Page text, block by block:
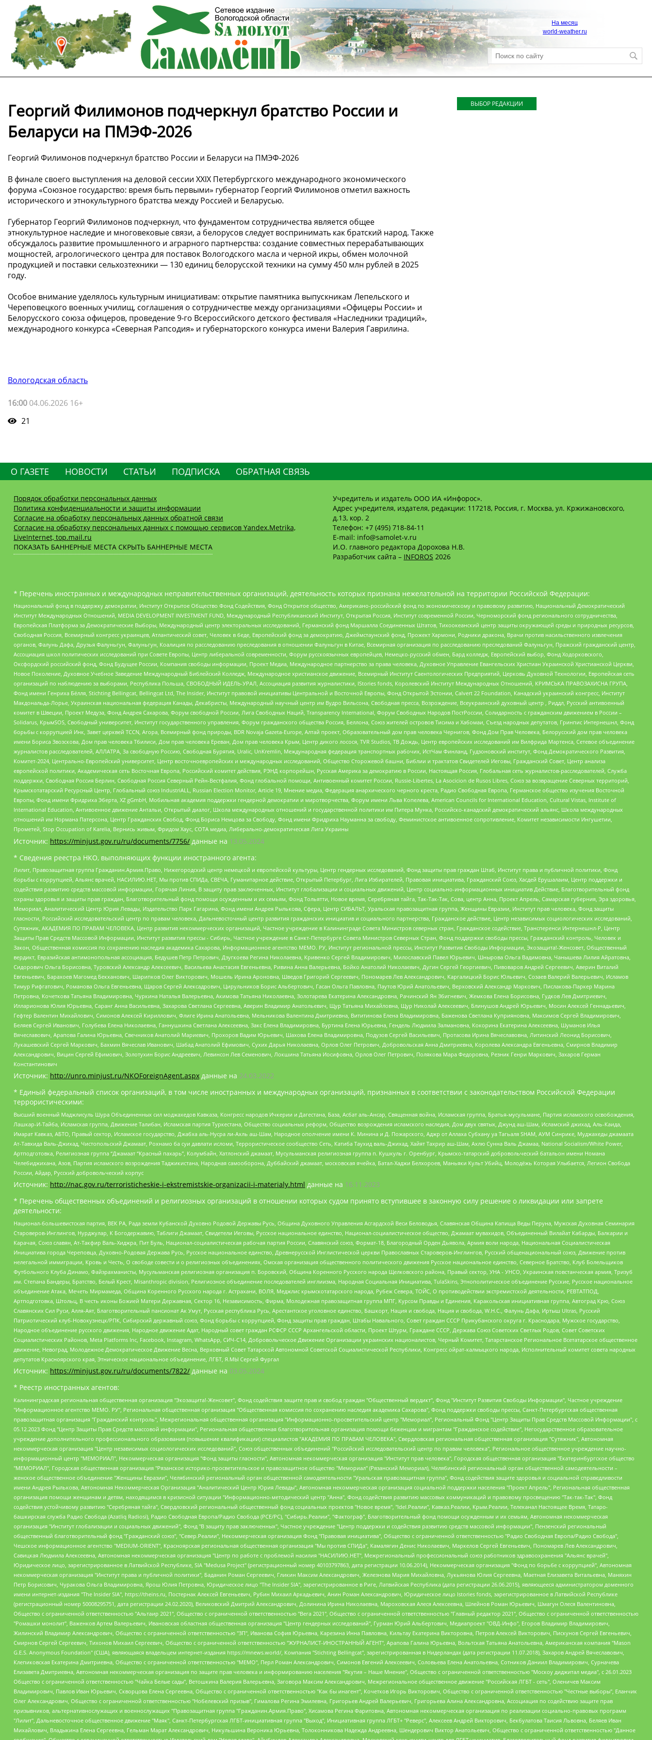
На месяц
world-weather.ru
Георгий Филимонов подчеркнул братство России и
Беларуси на ПМЭФ-2026
Георгий Филимонов подчеркнул братство России и Беларуси на ПМЭФ-2026
В финале своего выступления на деловой сессии XXIX Петербургского международного экономического
форума «Союзное государство: время быть первыми» губернатор Георгий Филимонов отметил важность
исторического и этнокультурного братства между Россией и Беларусью.
Губернатор Георгий Филимонов подчеркнул, что фундаментом сотрудничества является общее
этнокультурное наследие и многовековые связи, а белорусов следует воспринимать как братский народ. Также
обсуждалось развитие промышленного и аграрного партнерства: создание совместных перерабатывающих
мощностей, агрологического центра для поставок Вологодского масла и черной икры, обмен молочной
продукцией и поставки сельхозтехники — 130 единиц белорусской техники на сумму 450 млн рублей в 2025
году.
Особое внимание уделялось культурным инициативам: открытие памятника выпускникам Лепельского и
Череповецкого военных училищ, соглашения о сотрудничестве между организациями «Офицеры России» и
Белорусского союза офицеров, проведение 9-го Всероссийского детского фестиваля «Наследники традиций»,
международного конкурса «Северная Рапсодия» и губернаторского конкурса имени Валерия Гаврилина.
Вологодская область
16:00 04.06.2026 16+
21
ВЫБОР РЕДАКЦИИ
О ГАЗЕТЕ НОВОСТИ СТАТЬИ ПОДПИСКА ОБРАТНАЯ СВЯЗЬ
Порядок обработки персональных данных
Политика конфиденциальности и защиты информации
Согласие на обработку персональных данных обратной связи
Согласие на обработку персональных данных с помощью сервисов Yandex.Metrika,
LiveInternet, top.mail.ru
ПОКАЗАТЬ БАННЕРНЫЕ МЕСТА СКРЫТЬ БАННЕРНЫЕ МЕСТА
Учредитель и издатель ООО ИА «Инфорос».
Адрес учредителя, издателя, редакции: 117218, Россия, г. Москва, ул. Кржижановского,
д.13, кор. 2
Телефон: +7 (495) 718-84-11
E-mail: info@samolet-v.ru
И.О. главного редактора Дорохова Н.В.
Разработчик сайта – INFOROS 2026
* Перечень иностранных и международных неправительственных организаций, деятельность которых признана нежелательной на территории Российской Федерации:
Национальный фонд в поддержку демократии, Институт Открытое Общество Фонд Содействия, Фонд Открытое общество, Американо-российский фонд по экономическому и правовому развитию, Национальный Демократический
Институт Международных Отношений, MEDIA DEVELOPMENT INVESTMENT FUND, Международный Республиканский Институт, Открытая Россия, Институт современной России, Черноморский фонд регионального сотрудничества,
Европейская Платформа за Демократические Выборы, Международный центр электоральных исследований, Германский фонд Маршалла Соединенных Штатов, Тихоокеанский центр защиты окружающей среды и природных ресурсов,
Свободная Россия, Всемирный конгресс украинцев, Атлантический совет, Человек в беде, Европейский фонд за демократию, Джеймстаунский фонд, Прожект Хармони, Родники дракона, Врачи против насильственного извлечения
органов, Фалунь Дафа, Друзья Фалуньгун, Фалуньгун, Коалиция по расследованию преследования в отношении Фалуньгун в Китае, Всемирная организация по расследованию преследований Фалуньгун, Пражский гражданский центр,
Ассоциация школ политических исследований при Совете Европы, Центр либеральной современности, Форум русскоязычных европейцев, Немецко-русский обмен, Бард колледж, Европейский выбор, Фонд Ходорковского,
Оксфордский российский фонд, Фонд Будущее России, Компания свободы информации, Проект Медиа, Международное партнерство за права человека, Духовное Управление Евангельских Христиан Украинской Христианской Церкви,
Новое Поколение, Духовное Учебное Заведение Международный Библейский Колледж, Международное христианское движение, Всемирный Институт Саентологических Предприятий, Церковь Духовной Технологии, Европейская сеть
организаций по наблюдению за выборами, Республика Польша, СВОБОДНЫЙ ИДЕЛЬ-УРАЛ, Ассоциация развития журналистики, IStories fonds, Королевский Институт Международных Отношений, КРИМСЬКА ПРАВОЗАХИСНА ГРУПА,
Фонд имени Генриха Бёлля, Stichting Bellingcat, Bellingcat Ltd, The Insider, Институт правовой инициативы Центральной и Восточной Европы, Фонд Открытой Эстонии, Calvert 22 Foundation, Канадский украинский конгресс, Институт
Макдональда-Лорье, Украинская национальная федерация Канады, Декабристы, Международный научный центр им Вудро Вильсона, Свободная пресса, Возрождение, Всеукраинский духовный центр , Риддл, Русский антивоенный
комитет в Швеции, Проект Медуза, Фонд Андрея Сахарова, Форум свободной России, Лига Свободных Наций, Transparеncy International, Форум Свободных Народов ПостРоссии, Солидарность с гражданским движением в России –
Solidarus, КрымSOS, Свободный университет, Институт государственного управления, Форум гражданского общества Россия, Беллона, Союз жителей островов Тисима и Хабомаи, Съезд народных депутатов, Гринпис Интернешнл, Фонд
борьбы с коррупцией Инк, Завет церквей TCCN, Агора, Всемирный фонд природы, BDR Novaja Gazeta-Europe, Алтай проект, Образовательный дом прав человека Чернигов, Фонд Дом Прав Человека, Белорусский дом прав человека
имени Бориса Звозскова, Дом прав человека Тбилиси, Дом прав человека Ереван, Дом прав человека Крым, Центр дикого лосося, TVR Studios, ТВ Дождь, Центр европейских исследований им Вилфрида Мартенса, Сетевое объединение
журналистов расследователей, АЛЛАТРА, За свободную Россию, Свободная Бурятия, Uralic, UnKremlin, Международная федерация транспортных рабочих, ИстЧам Финланд, Гудзоновский институт, Фонд Демократического Развития,
Комитет-2024, Центрально-Европейский университет, Центр восточноевропейских и международных исследований, Общество Сторожевой башни, Библии и трактатов Свидетелей Иеговы, Гражданский Совет, Центр анализа
европейской политики, Академическая сеть Восточная Европа, Российский комитет действия, РЭНД корпорейшн, Русская Америка за демократию в России, Настоящая Россия, Глобальная сеть журналистов-расследователей, Служба
поддержки, Свободная Россия Берлин, Свободная Россия Северный Рейн-Вестфалия, Фонд глобальной помощи, Антивоенный комитет России, Russie-Libertes, La Asocicion de Rusos Libres, Союз за возвращение Северных территорий,
Крымскотатарский Ресурсный Центр, Глобальный союз IndustriALL, Russian Election Monitor, Article 19, Мнение медиа, Федерация анархического черного креста, Радио Свободная Европа, Германское общество изучения Восточной
Европы, Фонд имени Фридриха Эберта, XZ gGmbH, Мобильная академия поддержки гендерной демократии и миротворчества, Форум имени Льва Копелева, American Councils for International Education, Cultural Vistas, Institute of
International Education, Антивоенное движение Антальи, Открытый диалог, Школа международных отношений и государственной политики им Питера Мунка, Российско-канадский демократический альянс, Школа международных
отношений им Нормана Патерсона, Центр Гражданских Свобод, Фонд Бориса Немцова за Свободу, Фонд имени Фридриха Науманна за свободу, Феминистское антивоенное сопротивление, Комитет независимости Ингушетии,
Прометей, Stop Occupation of Karelia, Вернись живым, Фридом Хаус, СОТА медиа, Либерально-демократическая Лига Украины
Источник: https://minjust.gov.ru/ru/documents/7756/ данные на 13.05.2024
* Сведения реестра НКО, выполняющих функции иностранного агента:
Лилит, Правозащитная группа Гражданин.Армия.Право, Нижегородский центр немецкой и европейской культуры, Центр гендерных исследований, Фонд защиты прав граждан Штаб, Институт права и публичной политики, Фонд
борьбы с коррупцией, Альянс врачей, НАСИЛИЮ.НЕТ, Мы против СПИДа, СВЕЧА, Гуманитарное действие, Открытый Петербург, Лига Избирателей, Правовая инициатива, Гражданский Союз, Хасдей Ерушалаим, Центр поддержки и
содействия развитию средств массовой информации, Горячая Линия, В защиту прав заключенных, Институт глобализации и социальных движений, Центр социально-информационных инициатив Действие, Благотворительный фонд
охраны здоровья и защиты прав граждан, Благотворительный фонд помощи осужденным и их семьям, Фонд Тольятти, Новое время, Серебряная тайга, Так-Так-Так, Сова, центр Анна, Проект Апрель, Самарская губерния, Эра здоровья,
Мемориал, Аналитический Центр Юрия Левады, Издательство Парк Гагарина, Фонд имени Андрея Рылькова, Сфера, Центр СИБАЛЬТ, Уральская правозащитная группа, Женщины Евразии, Институт прав человека, Фонд защиты
гласности, Российский исследовательский центр по правам человека, Дальневосточный центр развития гражданских инициатив и социального партнерства, Гражданское действие, Центр независимых социологических исследований,
Сутяжник, АКАДЕМИЯ ПО ПРАВАМ ЧЕЛОВЕКА, Центр развития некоммерческих организаций, Частное учреждение в Калининграде Совета Министров северных стран, Гражданское содействие, Трансперенси Интернешнл-Р, Центр
Защиты Прав Средств Массовой Информации, Институт развития прессы - Сибирь, Частное учреждение в Санкт-Петербурге Совета Министров Северных Стран, Фонд поддержки свободы прессы, Гражданский контроль, Человек и
Закон, Общественная комиссия по сохранению наследия академика Сахарова, Информационное агентство МЕМО. РУ, Институт региональной прессы, Институт Развития Свободы Информации, Экозащита!-Женсовет, Общественный
вердикт, Евразийская антимонопольная ассоциация, Бедушев Петр Петрович, Дзугкоева Регина Николаевна, Кривенко Сергей Владимирович, Милославский Павел Юрьевич, Шнырова Ольга Вадимовна, Чанышева Лилия Айратовна,
Сидорович Ольга Борисовна, Туровский Александр Алексеевич, Васильева Анастасия Евгеньевна, Ривина Анна Валерьевна, Бойко Анатолий Николаевич, Дугин Сергей Георгиевич, Пивоваров Андрей Сергеевич, Аверин Виталий
Евгеньевич, Барахоев Магомед Бекханович, Шарипков Олег Викторович, Мошель Ирина Ароновна, Шведов Григорий Сергеевич, Пономарев Лев Александрович, Каргалицкий Борис Юльевич, Созаев Валерий Валерьевич, Исламов
Тимур Рифгатович, Романова Ольга Евгеньевна, Щаров Сергей Алексадрович, Цирульников Борис Альбертович, Гасан Ольга Павловна, Паутов Юрий Анатольевич, Верховский Александр Маркович, Пислакова-Паркер Марина
Петровна, Кочеткова Татьяна Владимировна, Чуркина Наталья Валерьевна, Акимова Татьяна Николаевна, Золотарева Екатерина Александровна, Рачинский Ян Збигневич, Жемкова Елена Борисовна, Гудков Лев Дмитриевич,
Илларионова Юлия Юрьевна, Саранг Анна Васильевна, Захарова Светлана Сергеевна, Аверин Владимир Анатольевич, Щур Татьяна Михайловна, Щур Николай Алексеевич, Блинушов Андрей Юрьевич, Мосин Алексей Геннадьевич,
Гефтер Валентин Михайлович, Симонов Алексей Кириллович, Флиге Ирина Анатольевна, Мельникова Валентина Дмитриевна, Вититинова Елена Владимировна, Баженова Светлана Куприяновна, Максимов Сергей Владимирович,
Беляев Сергей Иванович, Голубева Елена Николаевна, Ганнушкина Светлана Алексеевна, Закс Елена Владимировна, Буртина Елена Юрьевна, Гендель Людмила Залмановна, Кокорина Екатерина Алексеевна, Шуманов Илья
Вячеславович, Арапова Галина Юрьевна, Свечников Анатолий Мариевич, Прохоров Вадим Юрьевич, Шахова Елена Владимировна, Подузов Сергей Васильевич, Протасова Ирина Вячеславовна, Литинский Леонид Борисович,
Лукашевский Сергей Маркович, Бахмин Вячеслав Иванович, Шабад Анатолий Ефимович, Сухих Дарья Николаевна, Орлов Олег Петрович, Добровольская Анна Дмитриевна, Королева Александра Евгеньевна, Смирнов Владимир
Александрович, Вицин Сергей Ефимович, Золотухин Борис Андреевич, Левинсон Лев Семенович, Локшина Татьяна Иосифовна, Орлов Олег Петрович, Полякова Мара Федоровна, Резник Генри Маркович, Захаров Герман
Константинович
Источник: http://unro.minjust.ru/NKOForeignAgent.aspx данные на 24.03.2022
* Единый федеральный список организаций, в том числе иностранных и международных организаций, признанных в соответствии с законодательством Российской Федерации
террористическими:
Высший военный Маджлисуль Шура Объединенных сил моджахедов Кавказа, Конгресс народов Ичкерии и Дагестана, База, Асбат аль-Ансар, Священная война, Исламская группа, Братья-мусульмане, Партия исламского освобождения,
Лашкар-И-Тайба, Исламская группа, Движение Талибан, Исламская партия Туркестана, Общество социальных реформ, Общество возрождения исламского наследия, Дом двух святых, Джунд аш-Шам, Исламский джихад, Аль-Каида,
Имарат Кавказ, АБТО, Правый сектор, Исламское государство, Джабха аль-Нусра ли-Ахль аш-Шам, Народное ополчение имени К. Минина и Д. Пожарского, Аджр от Аллаха Субхану уа Тагьаля SHAM, АУМ Синрике, Муджахеды джамаата
Ат-Тавхида Валь-Джихад, Чистопольский Джамаат, Рохнамо ба суи давлати исломи, Террористическое сообщество Сеть, Катиба Таухид валь-Джихад, Хайят Тахрир аш-Шам, Ахлю Сунна Валь Джамаа, National Socialism/White Power,
Артподготовка, Религиозная группа “Джамаат “Красный пахарь”, Колумбайн, Хатлонский джамаат, Мусульманская религиозная группа п. Кушкуль г. Оренбург, Крымско-татарский добровольческий батальон имени Номана
Челебиджихана, Азов, Партия исламского возрождения Таджикистана, Народная самооборона, Дуббайский джамаат, московская ячейка, Батал-Хаджи Белхороев, Маньяки Культ Убийц, Молодёжь Которая Улыбается, Легион Свобода
России, Айдар, Русский добровольческий корпус
Источник: http://nac.gov.ru/terroristicheskie-i-ekstremistskie-organizacii-i-materialy.html данные на 16.11.2023
* Перечень общественных объединений и религиозных организаций в отношении которых судом принято вступившее в законную силу решение о ликвидации или запрете
деятельности:
Национал-большевистская партия, ВЕК РА, Рада земли Кубанской Духовно Родовой Державы Русь, Община Духовного Управления Асгардской Веси Беловодья, Славянская Община Капища Веды Перуна, Мужская Духовная Семинария
Староверов-Инглингов, Нурджулар, К Богодержавию, Таблиги Джамаат, Свидетели Иеговы, Русское национальное единство, Национал-социалистическое общество, Джамаат мувахидов, Объединенный Вилайат Кабарды, Балкарии и
Карачая, Союз славян, Ат-Такфир Валь-Хиджра, Пит Буль, Национал-социалистическая рабочая партия России, Славянский союз, Формат-18, Благородный Орден Дьявола, Армия воли народа, Национальная Социалистическая
Инициатива города Череповца, Духовно-Родовая Держава Русь, Русское национальное единство, Древнерусской Инглистической церкви Православных Староверов-Инглингов, Русский общенациональный союз, Движение против
нелегальной иммиграции, Кровь и Честь, О свободе совести и о религиозных объединениях, Омская организация общественного политического движения Русское национальное единство, Северное Братство, Клуб Болельщиков
Футбольного Клуба Динамо, Файзрахманисты, Мусульманская религиозная организация п. Боровский, Община Коренного Русского народа Щелковского района, Правый сектор, УНА - УНСО, Украинская повстанческая армия, Тризуб
им. Степана Бандеры, Братство, Белый Крест, Misanthropic division, Религиозное объединение последователей инглиизма, Народная Социальная Инициатива, TulaSkins, Этнополитическое объединение Русские, Русское национальное
объединение Атака, Мечеть Мирмамеда, Община Коренного Русского народа г. Астрахани, ВОЛЯ, Меджлис крымскотатарского народа, Рубеж Севера, ТОЙС, О противодействии экстремистской деятельности, РЕВТАТПОД,
Артподготовка, Штольц, В честь иконы Божией Матери Державная, Сектор 16, Независимость, Фирма, Молодежная правозащитная группа МПГ, Курсом Правды и Единения, Каракольская инициативная группа, Автоград Крю, Союз
Славянских Сил Руси, Алля-Аят, Благотворительный пансионат Ак Умут, Русская республика Русь, Арестантское уголовное единство, Башкорт, Нация и свобода, Нация и свобода, W.H.С., Фалунь Дафа, Иртыш Ultras, Русский
Патриотический клуб-Новокузнецк/РПК, Сибирский державный союз, Фонд борьбы с коррупцией, Фонд защиты прав граждан, Штабы Навального, Совет граждан СССР Прикубанского округа г. Краснодара, Мужское государство,
Народное объединение русского движения, Народное движение Адат, Народный совет граждан РСФСР СССР Архангельской области, Проект Штурм, Граждане СССР, Держава Союз Советских Светлых Родов, Совет Советских
Социалистических Районов, Meta Platforms Inc, Facebook, Instagram, WhatsApp, СИЧ-С14, Добровольческое Движение Организации украинских националистов, Черный Комитет, Татарстанское Региональное Всетатарское общественное
движение, Невоград, Молодежное Демократическое Движение Весна, Верховный Совет Татарской Автономной Советской Социалистической Республики, Конгресс ойрат-калмыцкого народа, Исполнительный комитет совета народных
депутатов Красноярского края, Этническое национальное объединение, ЛГБТ, Я.МЫ Сергей Фургал
Источник: https://minjust.gov.ru/ru/documents/7822/ данные на 03.05.2024
* Реестр иностранных агентов:
Калининградская региональная общественная организация "Экозащита!-Женсовет", Фонд содействия защите прав и свобод граждан "Общественный вердикт", Фонд "Институт Развития Свободы Информации", Частное учреждение "Информационное агентство МЕМО. РУ", Региональная общественная организация "Общественная комиссия по сохранению наследия академика Сахарова", Фонд поддержки свободы прессы, Санкт-Петербургская общественная правозащитная организация "Гражданский контроль", Межрегиональная общественная организация "Информационно-просветительский центр "Мемориал", Региональный Фонд "Центр Защиты Прав Средств Массовой Информации", с 05.12.2023 Фонд "Центр Защиты Прав Средств массовой информации", Региональная общественная благотворительная организация помощи беженцам и мигрантам "Гражданское содействие", Негосударственное образовательное учреждение дополнительного профессионального образования (повышение квалификации) специалистов "АКАДЕМИЯ ПО ПРАВАМ ЧЕЛОВЕКА", Свердловская региональная общественная организация "Сутяжник", Автономная некоммерческая организация "Центр независимых социологических исследований", Союз общественных объединений "Российский исследовательский центр по правам человека", Региональное общественное учреждение научно-информационный центр "МЕМОРИАЛ", Некоммерческая организация "Фонд защиты гласности", Автономная некоммерческая организация "Институт прав человека", Городская общественная организация "Екатеринбургское общество "МЕМОРИАЛ", Городская общественная организация "Рязанское историко-просветительское и правозащитное общество "Мемориал" (Рязанский Мемориал), Челябинский региональный орган общественной самодеятельности – женское общественное объединение "Женщины Евразии", Челябинский региональный орган общественной самодеятельности "Уральская правозащитная группа", Фонд содействия защите здоровья и социальной справедливости имени Андрея Рылькова, Автономная Некоммерческая Организация "Аналитический Центр Юрия Левады", Автономная некоммерческая организация социальной поддержки населения "Проект Апрель", Региональная общественная организация помощи женщинам и детям, находящимся в кризисной ситуации "Информационно-методический центр "Анна", Фонд содействия развитию массовых коммуникаций и правовому просвещению "Так-так-Так", Фонд содействия устойчивому развитию "Серебряная тайга", Свердловский региональный общественный фонд социальных проектов "Новое время", "Idel.Реалии", Кавказ.Реалии, Крым.Реалии, Телеканал Настоящее Время, Татаро-башкирская служба Радио Свобода (Azatliq Radiosi), Радио Свободная Европа/Радио Свобода (PCE/PC), "Сибирь.Реалии", "Фактограф", Благотворительный фонд помощи осужденным и их семьям, Автономная некоммерческая организация "Институт глобализации и социальных движений", Фонд "В защиту прав заключенных", Частное учреждение "Центр поддержки и содействия развитию средств массовой информации", Пензенский региональный общественный благотворительный фонд "Гражданский союз", "Север.Реалии", Некоммерческая организация Фонд "Правовая инициатива", Общество с ограниченной ответственностью "Радио Свободная Европа/Радио Свобода", Чешское информационное агентство "MEDIUM-ORIENT", Красноярская региональная общественная организация "Мы против СПИДа", Камалягин Денис Николаевич, Маркелов Сергей Евгеньевич, Пономарев Лев Александрович, Савицкая Людмила Алексеевна, Автономная некоммерческая организация "Центр по работе с проблемой насилия "НАСИЛИЮ.НЕТ", Межрегиональный профессиональный союз работников здравоохранения "Альянс врачей", Юридическое лицо, зарегистрированное в Латвийской Республике, SIA "Medusa Project" (регистрационный номер 40103797863, дата регистрации 10.06.2014), Некоммерческая организация "Фонд по борьбе с коррупцией", Автономная некоммерческая организация "Институт права и публичной политики", Баданин Роман Сергеевич, Гликин Максим Александрович, Железнова Мария Михайловна, Лукьянова Юлия Сергеевна, Маетная Елизавета Витальевна, Маняхин Петр Борисович, Чуракова Ольга Владимировна, Ярош Юлия Петровна, Юридическое лицо "The Insider SIA", зарегистрированное в Риге, Латвийская Республика (дата регистрации 26.06.2015), являющееся администратором доменного имени интернет-издания "The Insider SIA", https://theins.ru, Постернак Алексей Евгеньевич, Рубин Михаил Аркадьевич, Анин Роман Александрович, Юридическое лицо Istories fonds, зарегистрированное в Латвийской Республике (регистрационный номер 50008295751, дата регистрации 24.02.2020), Великовский Дмитрий Александрович, Долинина Ирина Николаевна, Мароховская Алеся Алексеевна, Шлейнов Роман Юрьевич, Шмагун Олеся Валентиновна, Общество с ограниченной ответственностью "Альтаир 2021", Общество с ограниченной ответственностью "Вега 2021", Общество с ограниченной ответственностью "Главный редактор 2021", Общество с ограниченной ответственностью "Ромашки монолит", Важенков Артем Валерьевич, Ивановская областная общественная организация "Центр гендерных исследований", Гурман Юрий Альбертович, Медиапроект "ОВД-Инфо", Егоров Владимир Владимирович, Жилинский Владимир Александрович, Общество с ограниченной ответственностью "ЗП", Иванова София Юрьевна, Карезина Инна Павловна, Кильтау Екатерина Викторовна, Петров Алексей Викторович, Пискунов Сергей Евгеньевич, Смирнов Сергей Сергеевич, Тихонов Михаил Сергеевич, Общество с ограниченной ответственностью "ЖУРНАЛИСТ-ИНОСТРАННЫЙ АГЕНТ", Арапова Галина Юрьевна, Вольтская Татьяна Анатольевна, Американская компания "Mason G.E.S. Anonymous Foundation" (США), являющаяся владельцем интернет-издания https://mnews.world/, Компания "Stichting Bellingcat", зарегистрированная в Нидерландах (дата регистрации 11.07.2018), Захаров Андрей Вячеславович, Клепиковская Екатерина Дмитриевна, Общество с ограниченной ответственностью "МЕМО", Перл Роман Александрович, Симонов Евгений Алексеевич, Соловьева Елена Анатольевна, Сотников Даниил Владимирович, Сурначева Елизавета Дмитриевна, Автономная некоммерческая организация по защите прав человека и информированию населения "Якутия – Наше Мнение", Общество с ограниченной ответственностью "Москоу диджитал медиа", с 26.01.2023 Общество с ограниченной ответственностью "Чайка Белые сады", Ветошкина Валерия Валерьевна, Заговора Максим Александрович, Межрегиональное общественное движение "Российская ЛГБТ - сеть", Оленичев Максим Владимирович, Павлов Иван Юрьевич, Скворцова Елена Сергеевна, Общество с ограниченной ответственностью "Как бы инагент", Кочетков Игорь Викторович, Общество с ограниченной ответственностью "Честные выборы", Еланчик Олег Александрович, Общество с ограниченной ответственностью "Нобелевский призыв", Гималова Регина Эмилевна, Григорьев Андрей Валерьевич, Григорьева Алина Александровна, Ассоциация по содействию защите прав призывников, альтернативнослужащих и военнослужащих "Правозащитная группа "Гражданин.Армия.Право", Хисамова Регина Фаритовна, Автономная некоммерческая организация по реализации социально-правовых программ "Лилит", Дальневосточное общественное движение "Маяк", Санкт-Петербургская ЛГБТ-инициативная группа "Выход", Инициативная группа ЛГБТ+ "Реверс", Алексеев Андрей Викторович, Бекбулатова Таисия Львовна, Беляев Иван Михайлович, Владыкина Елена Сергеевна, Гельман Марат Александрович, Никульшина Вероника Юрьевна, Толоконникова Надежда Андреевна, Шендерович Виктор Анатольевич, Общество с ограниченной ответственностью "Данное сообщение", Общество с ограниченной ответственностью Издательский дом "Новая глава", Айнбиндер Александра Александровна, Московский комьюнити-центр для ЛГБТ+инициатив, Благотворительный фонд развития филантропии, Deutsche Welle (Германия, Kurt-Schumacher-Strasse 3, 53113 Bonn), Борзунова Мария Михайловна, Воробьев Виктор Викторович, Голубева Анна Львовна, Константинова Алла Михайловна, Малкова Ирина Владимировна, Мурадов Мурад Абдулгалимович, Осетинская Елизавета Николаевна, Понасенков Евгений Николаевич, Ганапольский Матвей Юрьевич, Киселев Евгений Алексеевич, Борухович Ирина Григорьевна, Дремин Иван Тимофеевич, Дубровский Дмитрий Викторович, Красноярская региональная общественная организация поддержки и развития альтернативных образовательных технологий и межкультурных коммуникаций "ИНТЕРРА", Маяковская Екатерина Алексеевна, Фейгин Марк Захарович, Филимонов Андрей Викторович, Дзугкоева Регина Николаевна, Доброхотов Роман Александрович, Дудь Юрий Александрович, Елкин Сергей Владимирович, Кругликов Кирилл Игоревич, Сабунаева Мария Леонидовна, Семенов Алексей Владимирович, Шаинян Карен Багратович, Шульман Екатерина Михайловна, Асафьев Артур Валерьевич, Вахштайн Виктор Семенович, Венедиктов Алексей Алексеевич, Лушникова Екатерина Евгеньевна, Волков Леонид Михайлович, Невзоров Александр Глебович, Пархоменко Сергей Борисович, Сироткин Ярослав Николаевич, Кара-Мурза Владимир Владимирович, Баранова Наталья Владимировна, Гозман Леонид Яковлевич, Кагарлицкий Борис Юльевич, Климарев Михаил Валерьевич, Милов Владимир Станиславович, Автономная некоммерческая организация Краснодарский центр современного искусства "Типография", Моргенштерн Алишер Тагирович, Соболь Любовь Эдуардовна, Общество с ограниченной ответственностью "ЛИЗА НОРМ", Каспаров Гарри Кимович, Ходорковский Михаил Борисович, Общество с ограниченной ответственностью "Апрельские тезисы", Данилович Ирина Брониславовна, Кашин Олег Владимирович, Петров Николай Владимирович, Пивоваров Алексей Владимирович, Соколов Михаил Владимирович, Цветкова Юлия Владимировна, Чичваркин Евгений Александрович, Комитет против пыток/Команда против пыток, Общество с ограниченной ответственностью "Первый научный", Общество с ограниченной ответственностью "Вертолет и ко", Белоцерковская Вероника Борисовна, Кац Максим Евгеньевич, Лазарева Татьяна Юрьевна, Шаведдинов Руслан Табризович, Яшин Илья Валерьевич, Общество с ограниченной ответственностью "Иноагент ААВ", Алешковский Дмитрий Петрович, Альбац Евгения Марковна, Быков Дмитрий Львович, Галямина Юлия Евгеньевна, Лойко Сергей Леонидович, Мартынов Кирилл Константинович, Медведев Сергей Александрович, Крашенинников Федор Геннадиевич, Гордеева Катерина Вл